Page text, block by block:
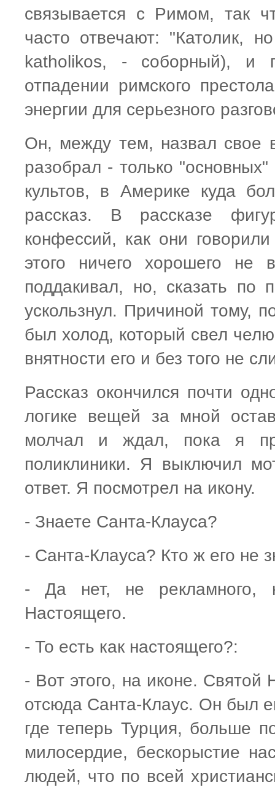
связывается с Римом, так
часто отвечают: "Католик,
katholikos, - соборный), и
отпадении римского
энергии для серьезного
Он, между тем, назвал свое
разобрал - только "основных"
культов, в Америке куда
рассказ. В рассказе
конфессий, как они
этого ничего хорошего
поддакивал, но, сказать по
ускользнул. Причиной тому,
был холод, который свел
внятности его и без того не
Рассказ окончился почти
логике вещей за мной
молчал и ждал, пока я
поликлиники. Я выключил
ответ. Я посмотрел на икону.
- Знаете Санта-Клауса?
- Санта-Клауса? Кто ж его не
- Да нет, не рекламного,
Настоящего.
- То есть как настоящего?:
- Вот этого, на иконе. Святой
отсюда Санта-Клаус. Он был
где теперь Турция, больше
милосердие, бескорыстие
людей, что по всей